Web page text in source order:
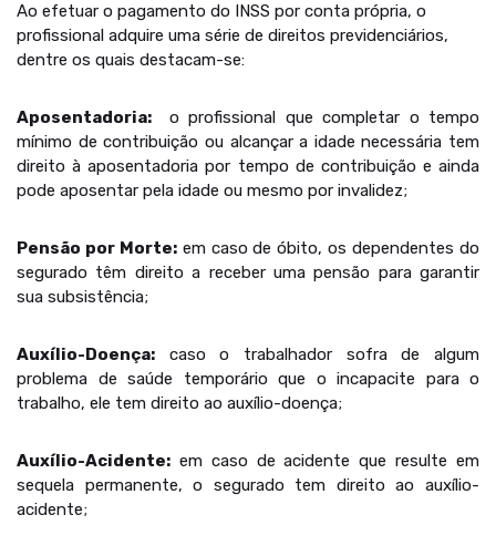
Ao efetuar o pagamento do INSS por conta própria, o
profissional adquire uma série de direitos previdenciários,
dentre os quais destacam-se:
Aposentadoria:
o profissional que completar o tempo
mínimo de contribuição ou alcançar a idade necessária tem
direito à aposentadoria por tempo de contribuição e ainda
pode aposentar pela idade ou mesmo por invalidez;
Pensão por Morte:em caso de óbito, os dependentes do
segurado têm direito a receber uma pensão para garantir
sua subsistência;
Auxílio-Doença: caso o trabalhador sofra de algum
problema de saúde temporário que o incapacite para o
trabalho, ele tem direito ao auxílio-doença;
Auxílio-Acidente: em caso de acidente que resulte em
sequela permanente, o segurado tem direito ao auxílio-
acidente;